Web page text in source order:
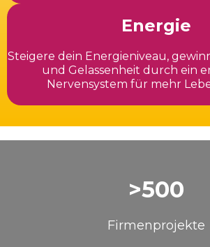
Energie
Steigere dein Energieniveau,
und Gelassenheit durch ein
Nervensystem für mehr
>500
Firmenprojekte